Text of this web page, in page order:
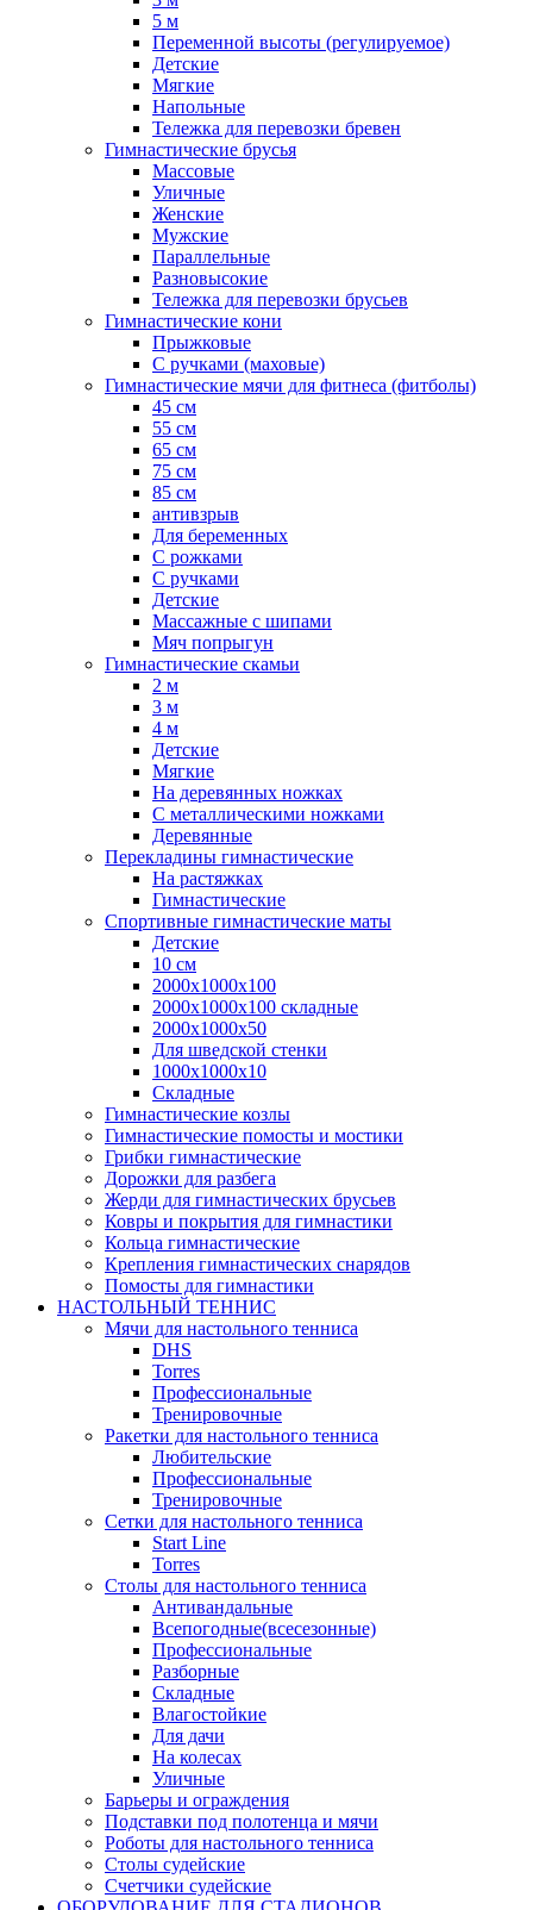
5 м
Переменной высоты (регулируемое)
Детские
Мягкие
Напольные
Тележка для перевозки бревен
Гимнастические брусья
Массовые
Уличные
Женские
Мужские
Параллельные
Разновысокие
Тележка для перевозки брусьев
Гимнастические кони
Прыжковые
С ручками (маховые)
Гимнастические мячи для фитнеса (фитболы)
45 см
55 см
65 см
75 см
85 см
антивзрыв
Для беременных
С рожками
С ручками
Детские
Массажные с шипами
Мяч попрыгун
Гимнастические скамьи
2 м
3 м
4 м
Детские
Мягкие
На деревянных ножках
С металлическими ножками
Деревянные
Перекладины гимнастические
На растяжках
Гимнастические
Спортивные гимнастические маты
Детские
10 см
2000х1000х100
2000х1000х100 складные
2000х1000х50
Для шведской стенки
1000х1000х10
Складные
Гимнастические козлы
Гимнастические помосты и мостики
Грибки гимнастические
Дорожки для разбега
Жерди для гимнастических брусьев
Ковры и покрытия для гимнастики
Кольца гимнастические
Крепления гимнастических снарядов
Помосты для гимнастики
НАСТОЛЬНЫЙ ТЕННИС
Мячи для настольного тенниса
DHS
Torres
Профессиональные
Тренировочные
Ракетки для настольного тенниса
Любительские
Профессиональные
Тренировочные
Сетки для настольного тенниса
Start Line
Torres
Столы для настольного тенниса
Антивандальные
Всепогодные(всесезонные)
Профессиональные
Разборные
Складные
Влагостойкие
Для дачи
На колесах
Уличные
Барьеры и ограждения
Подставки под полотенца и мячи
Роботы для настольного тенниса
Столы судейские
Счетчики судейские